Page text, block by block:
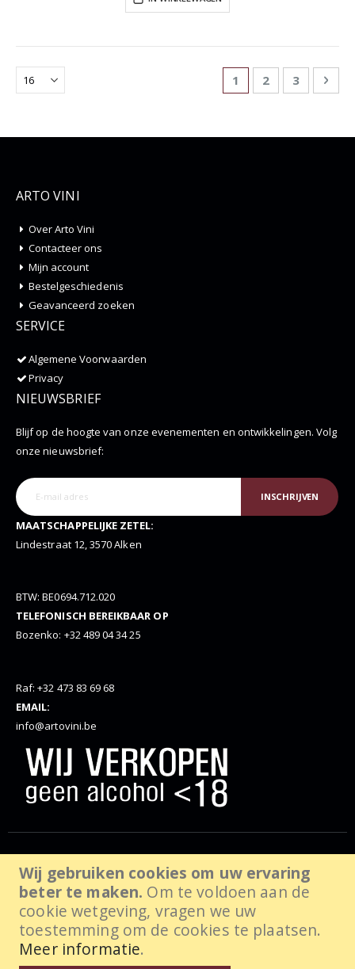
Wij gebruiken cookies om uw ervaring
beter te maken. Om te voldoen aan de
cookie wetgeving, vragen we uw
toestemming om de cookies te plaatsen.
Meer informatie.
Pagina
U lees momenteel
1 Pagina
2 Pagina
3
ARTO VINI
Over Arto Vini
Contacteer ons
Mijn account
Bestelgeschiedenis
Geavanceerd zoeken
SERVICE
Algemene Voorwaarden
Privacy
NIEUWSBRIEF
Blijf op de hoogte van onze evenementen en ontwikkelingen. Volg
onze nieuwsbrief:
INSCHRIJVEN
MAATSCHAPPELIJKE ZETEL:
Lindestraat 12, 3570 Alken
BTW: BE0694.712.020
TELEFONISCH BEREIKBAAR OP
Bozenko: +32 489 04 34 25
Raf: +32 473 83 69 68
EMAIL:
info@artovini.be
© Artovini. 2025. Alle rechten voorbehouden, website door
wabanda.com